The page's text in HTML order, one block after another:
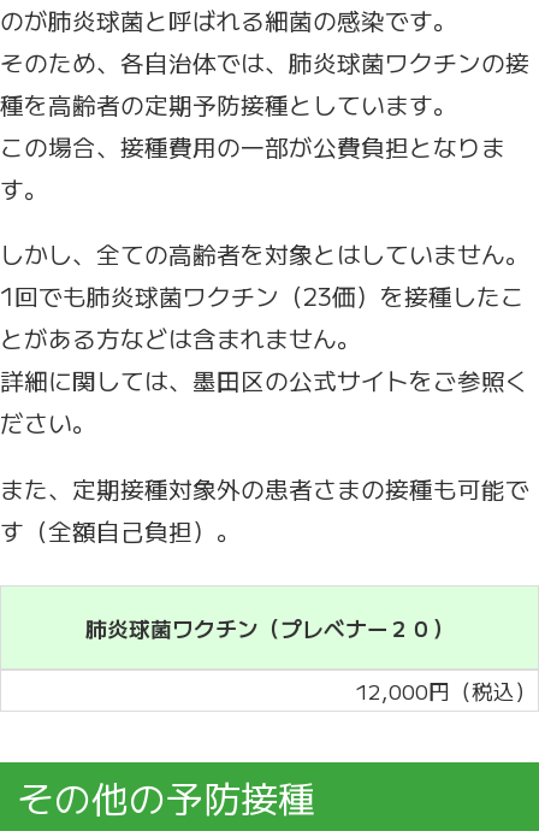
のが肺炎球菌と呼ばれる細菌の感染です。
そのため、各自治体では、肺炎球菌ワクチンの接
種を高齢者の定期予防接種としています。
この場合、接種費用の一部が公費負担となりま
す。
しかし、全ての高齢者を対象とはしていません。
1回でも肺炎球菌ワクチン（23価）を接種したこ
とがある方などは含まれません。
詳細に関しては、墨田区の公式サイトをご参照く
ださい。
また、定期接種対象外の患者さまの接種も可能で
す（全額自己負担）。
肺炎球菌ワクチン（プレベナー２０）
12,000円（税込）
その他の予防接種